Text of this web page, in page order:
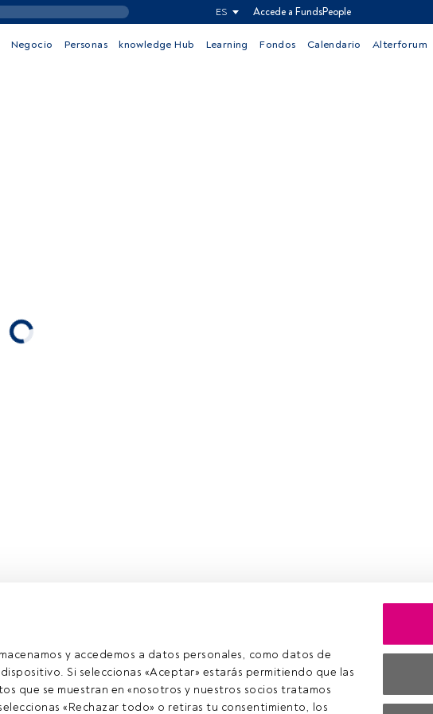
y accedemos a datos personales, como datos de
Si seleccionas «Aceptar» estarás permitiendo que las
que se muestran en «nosotros y nuestros socios tratamos
«Rechazar todo» o retiras tu consentimiento, los
ES Accede a FundsPeople
Negocio Personas knowledge Hub Learning Fondos Calendario Alterforum